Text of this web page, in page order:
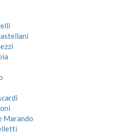
Marando